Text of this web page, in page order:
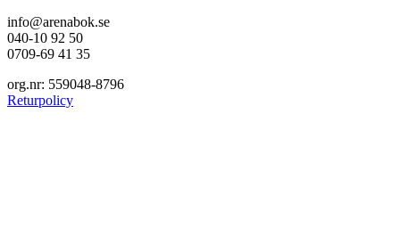
info@arenabok.se
040-10 92 50
0709-69 41 35
org.nr: 559048-8796
Returpolicy